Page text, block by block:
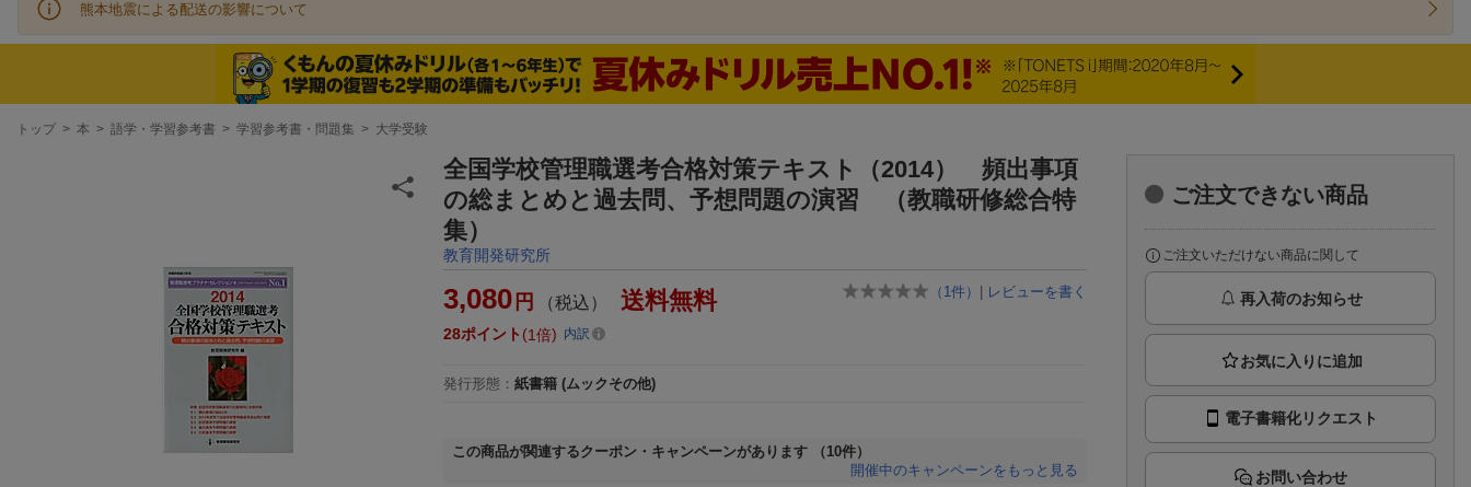
楽天チケット
エンタメニュース
推し楽
熊本地震による配送の影響について
現
トップ > 本 > 語学・学習参考書 > 学習参考書・問題集 > 大学受験
全国学校管理職選考合格対策テキスト（2014） 頻出事項
の総まとめと過去問、予想問題の演習 （教職研修総合特
集）
教育開発研究所
（ 1件） | レビューを書く
3,080 円 （税込） 送料無料
28ポイント 1倍 内訳
発行形態 ： 紙書籍 (ムックその他)
この商品が関連するクーポン・キャンペーンがあります
（10件）
開催中のキャンペーンをもっと見る
ご注文できない商品
ご注文いただけない商品に関して
再入荷のお知らせ
電子書籍化リクエスト
お問い合わせ